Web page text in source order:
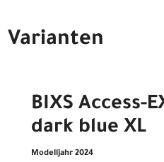
Varianten
BIXS Access-
dark blue XL
Modelljahr 2024